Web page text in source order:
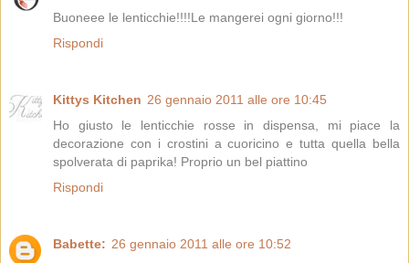
Buoneee le lenticchie!!!!Le mangerei ogni giorno!!!
Rispondi
Kittys Kitchen 26 gennaio 2011 alle ore 10:45
Ho giusto le lenticchie rosse in dispensa, mi piace la
decorazione con i crostini a cuoricino e tutta quella bella
spolverata di paprika! Proprio un bel piattino
Rispondi
Babette: 26 gennaio 2011 alle ore 10:52